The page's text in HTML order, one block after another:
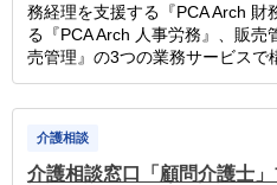
務経理を支援する『PCA Arch 財
る『PCA Arch 人事労務』、販売
売管理』の3つの業務サービスで
介護相談
介護相談窓口「顧問介護士